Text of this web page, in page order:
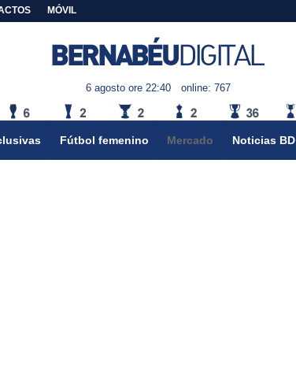
MÓVIL
6 agosto ore 22:40 online: 767
Fútbol femenino Mercado Noticias BD